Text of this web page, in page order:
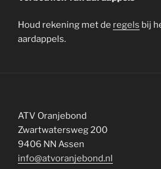
Houd rekening met de regels bij
aardappels.
ATV Oranjebond
Zwartwatersweg 200
9406 NN Assen
info@atvoranjebond.nl